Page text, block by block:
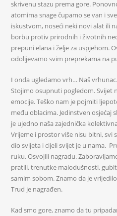
skrivenu stazu prema gore.
atomima snage čupamo se van i
iskustvom, noseći neki novi alat ili
borbu protiv prirodnih i životnih
prepuni elana i želje za uspjehom.
odolijevamo svim preprekama na
I onda ugledamo vrh… Naš
Stojimo osupnuti pogledom. Svijet
emocije. Teško nam je pojmiti
među oblacima. Jedinstven osjećaj
je ujedno naša zajednička
Vrijeme i prostor više nisu bitni, svi
dio svijeta i cijeli svijet je u nama.
ruku. Osvojili nagradu.
pratili, trenutke malodušnosti,
samim sobom. Znamo da je
Trud je nagrađen.
Kad smo gore, znamo da tu